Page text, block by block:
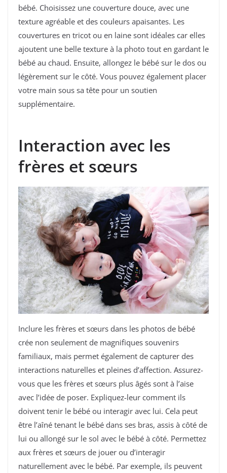
bébé. Choisissez une couverture douce, avec une
texture agréable et des couleurs apaisantes. Les
couvertures en tricot ou en laine sont idéales car elles
ajoutent une belle texture à la photo tout en gardant le
bébé au chaud. Ensuite, allongez le bébé sur le dos ou
légèrement sur le côté. Vous pouvez également placer
votre main sous sa tête pour un soutien
supplémentaire.
Interaction avec les
frères et sœurs
Inclure les frères et sœurs dans les photos de bébé
crée non seulement de magnifiques souvenirs
familiaux, mais permet également de capturer des
interactions naturelles et pleines d’affection. Assurez-
vous que les frères et sœurs plus âgés sont à l’aise
avec l’idée de poser. Expliquez-leur comment ils
doivent tenir le bébé ou interagir avec lui. Cela peut
être l’aîné tenant le bébé dans ses bras, assis à côté de
lui ou allongé sur le sol avec le bébé à côté. Permettez
aux frères et sœurs de jouer ou d’interagir
naturellement avec le bébé. Par exemple, ils peuvent